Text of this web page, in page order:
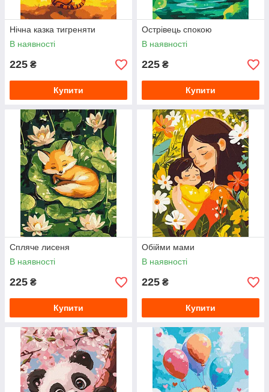
Нічна казка тигреняти
В наявності
225 ₴
Купити
Острівець спокою
В наявності
225 ₴
Купити
Спляче лисеня
В наявності
225 ₴
Купити
Обійми мами
В наявності
225 ₴
Купити